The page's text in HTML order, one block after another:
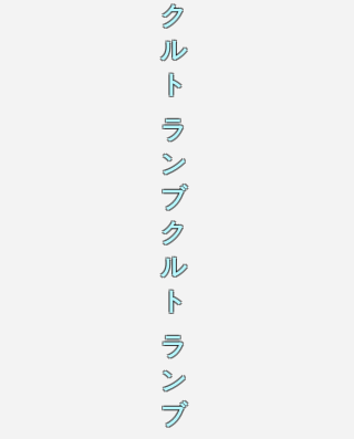
ク
ル
ト
ラ
ン
ブ
ク
ル
ト
ラ
ン
ブ